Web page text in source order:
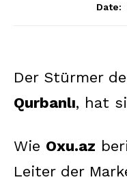
Date:
Der Stürmer
Qurbanlı, hat
Wie Oxu.az
Leiter der